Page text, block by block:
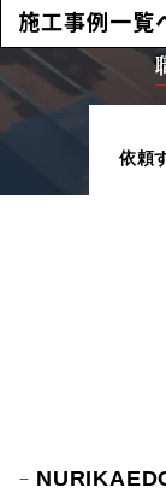
施工事例一覧
依頼